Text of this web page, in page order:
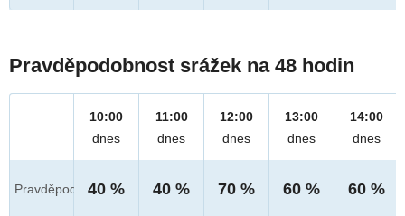
Pravděpodobnost srážek na 48 hodin
Pravděpod.
10:00
dnes
40 %
11:00
dnes
40 %
12:00
dnes
70 %
13:00
dnes
60 %
14:00
dnes
60 %